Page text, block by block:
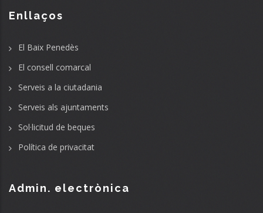
Enllaços
El Baix Penedès
El consell comarcal
Serveis a la ciutadania
Serveis als ajuntaments
Sol·licitud de beques
Política de privacitat
Admin. electrònica